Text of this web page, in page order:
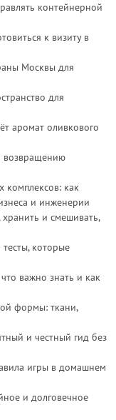
контейнерной
к визиту в
Москвы для
для
аромат оливкового
возвращению
комплексов: как
и инженерии
и смешивать,
которые
важно знать и как
формы: ткани,
и честный гид без
игры в домашнем
и долговечное